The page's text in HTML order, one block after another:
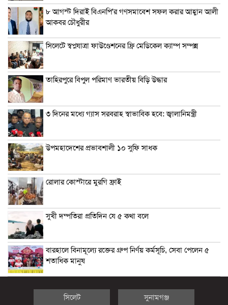
৮ আগস্ট দিরাই বিএনপি’র গণসমাবেশ সফল করার আহ্বান আলী
আকবর চৌধুরীর
সিলেটে স্বপ্নযাত্রা ফাউণ্ডেশনের ফ্রি মেডিকেল ক্যাম্প সম্পন্ন
তাহিরপুরে বিপুল পরিমাণ ভারতীয় বিড়ি উদ্ধার
৩ দিনের মধ্যে গ্যাস সরবরাহ স্বাভাবিক হবে: জ্বালানিমন্ত্রী
উপমহাদেশের প্রভাবশালী ১০ সুফি সাধক
রোলার কোস্টারে মুরগি ফ্রাই
সুখী দম্পতিরা প্রতিদিন যে ৫ কথা বলে
বারহালে বিনামূল্যে রক্তের গ্রুপ নির্ণয় কর্মসূচি, সেবা পেলেন ৫
শতাধিক মানুষ
সিলেট সুনামগঞ্জ